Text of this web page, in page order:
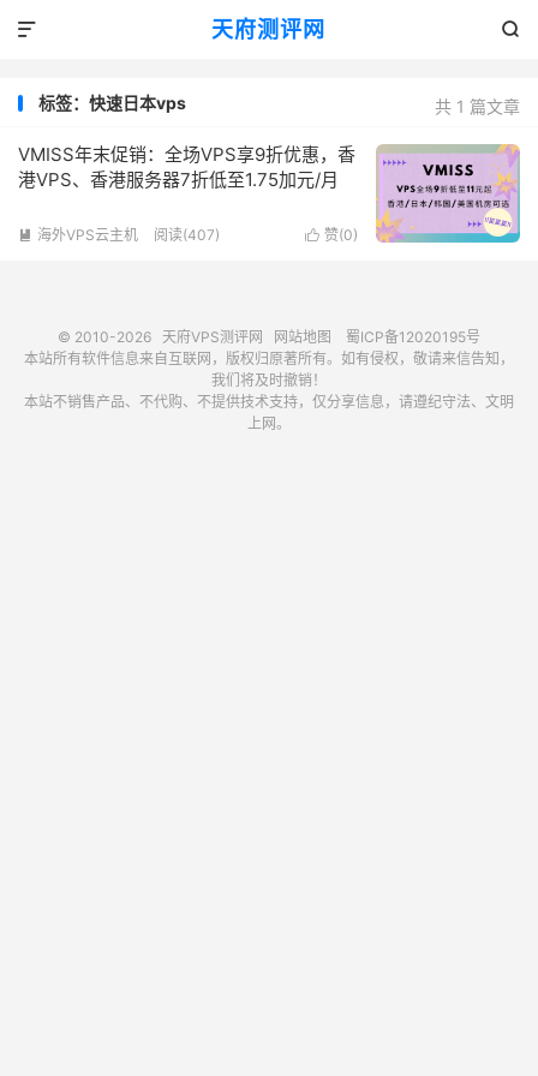
天府测评网 

共 1 篇文章
标签：快速日本vps
VMISS年末促销：全场VPS享9折优惠，香
港VPS、香港服务器7折低至1.75加元/月
 赞(0)
 海外VPS云主机 阅读(407)
© 2010-2026 天府VPS测评网 网站地图
蜀ICP备12020195号
本站所有软件信息来自互联网，版权归原著所有。如有侵权，敬请来信告知，
我们将及时撤销！
本站不销售产品、不代购、不提供技术支持，仅分享信息，请遵纪守法、文明
上网。